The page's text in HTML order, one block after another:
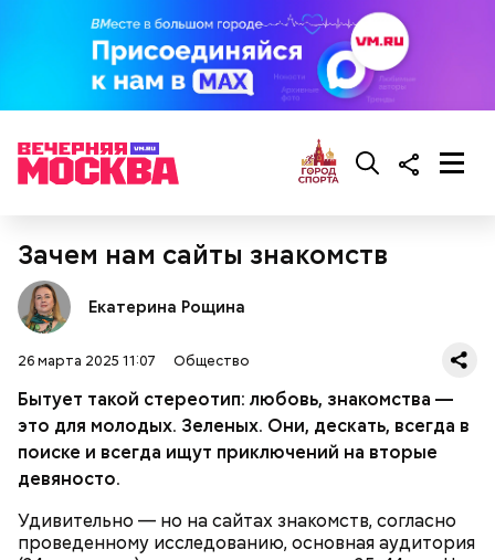
Зачем нам сайты знакомств
Екатерина Рощина
26 марта 2025 11:07 Общество
Бытует такой стереотип: любовь, знакомства —
это для молодых. Зеленых. Они, дескать, всегда в
поиске и всегда ищут приключений на вторые
девяносто.
Удивительно — но на сайтах знакомств, согласно
проведенному исследованию, основная аудитория
Противень ставится в духовку, разогретую до 180–
Уберут отеки и улучшат зрение:
диетолог Соломатина рассказала
Как приготовить домашний
майонез: три простых рецепта
Эндокринолог Куликова
объяснила, в чем заключается
польза сезонных овощей и
Как выбрать дыню
Фото: Shutterstock